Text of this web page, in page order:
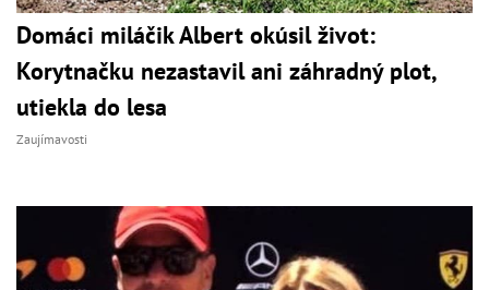
Domáci miláčik Albert okúsil život:
Korytnačku nezastavil ani záhradný plot,
utiekla do lesa
Zaujímavosti